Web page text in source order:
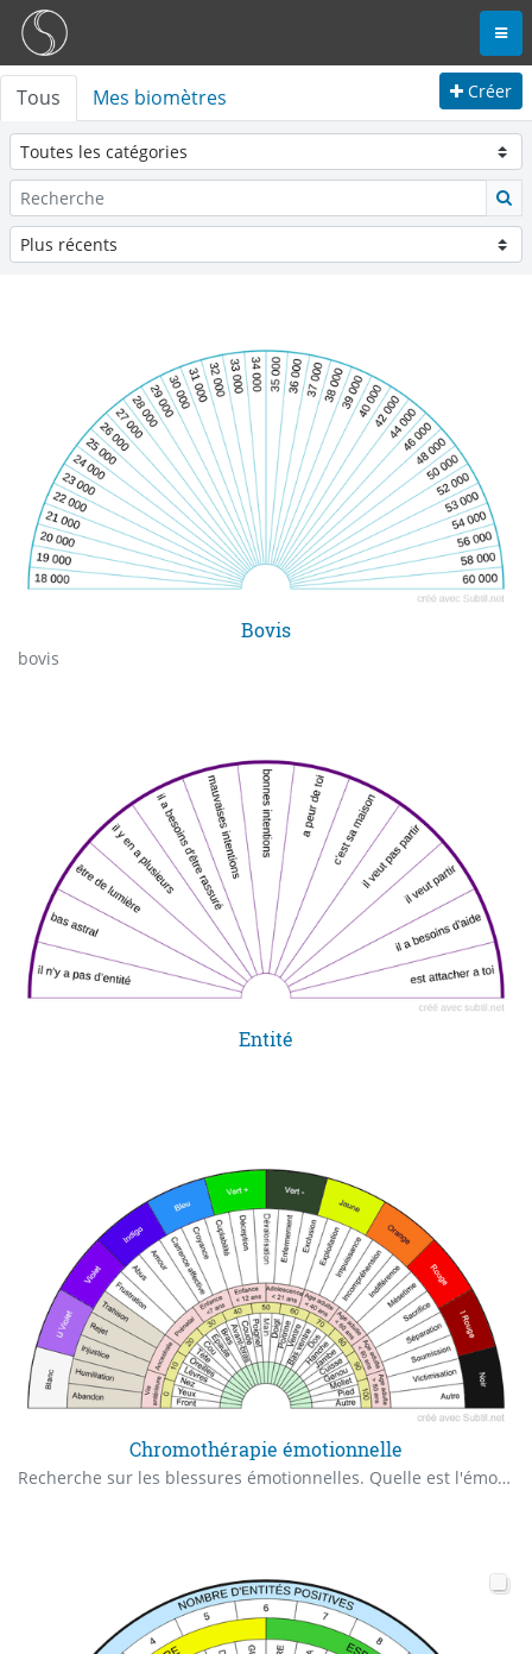
Tous Mes biomètres Créer
Bovis
bovis
Entité
Chromothérapie émotionnelle
Recherche sur les blessures émotionnelles. Quelle est l'émotion principale qui est bloquée chez... ? Période où cela eu lieu ? Pourcentage du Blocage ? Dans quelle partie du corps stagne le blocage émotionnel ? De quelle vibration de couleur ai-je besoin pour débloquer ? Je demande d'émettre la couleur trouvée à l'endroit précis où est engrammé le blocage.